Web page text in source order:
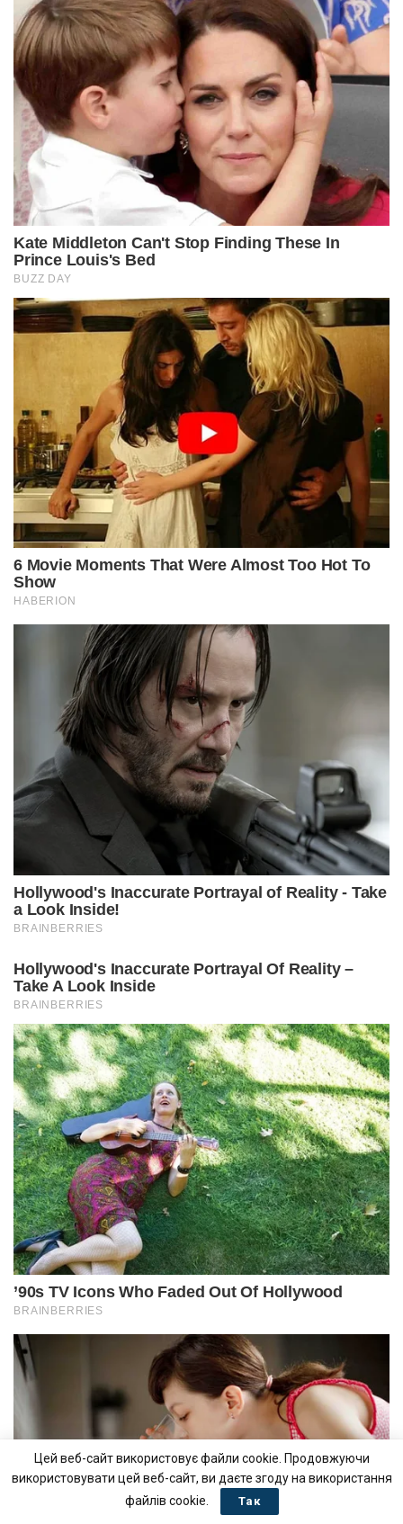
Цей веб-сайт використовує файли cookie. Продовжуючи
використовувати цей веб-сайт, ви даєте згоду на використання
файлів cookie.
Так